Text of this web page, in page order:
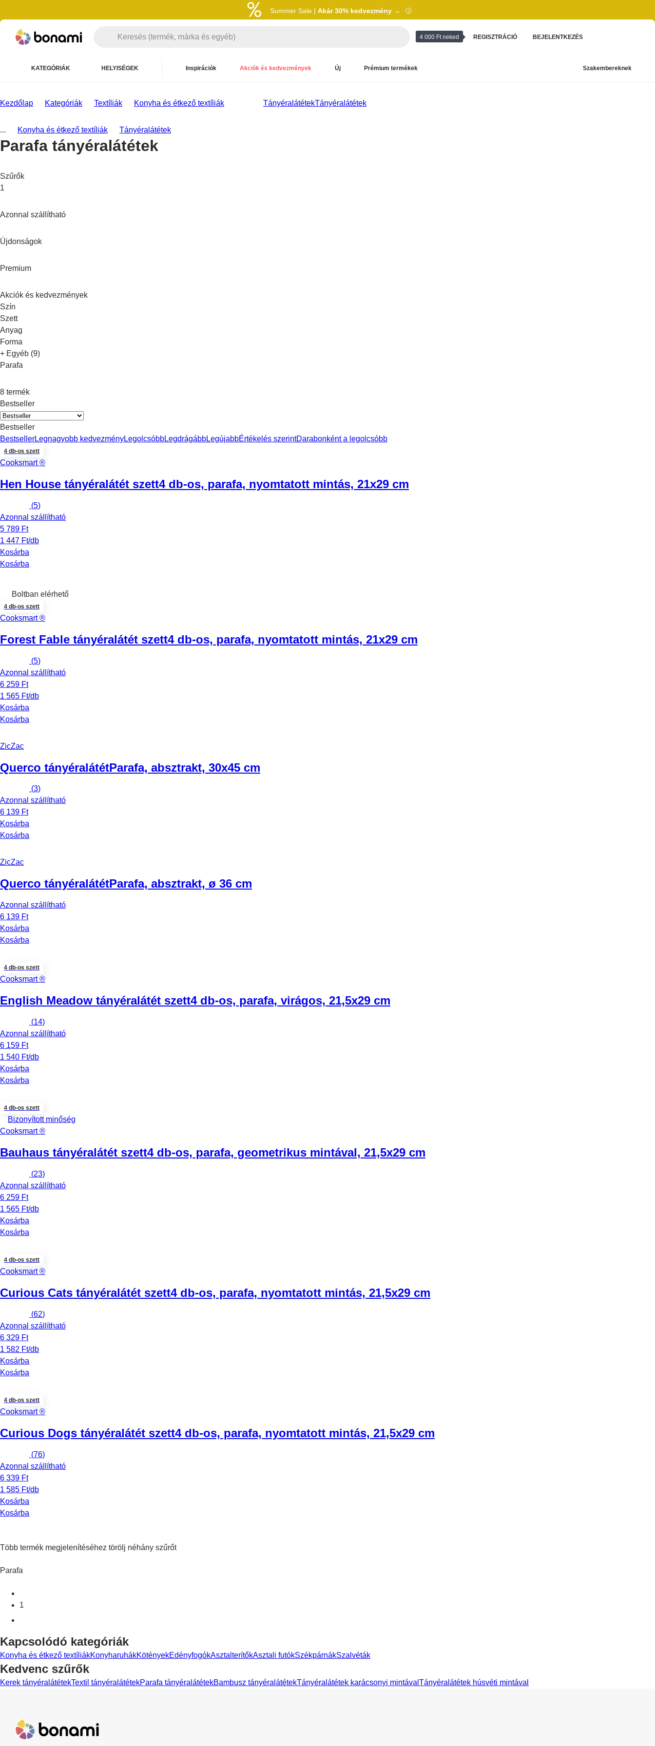
Summer Sale | Akár 30% kedvezmény →
4 000 Ft neked REGISZTRÁCIÓ BEJELENTKEZÉS
KATEGÓRIÁK HELYISÉGEK Inspirációk Akciók és kedvezmények Új Prémium termékek Szakembereknek
Kezdőlap Kategóriák Textíliák Konyha és étkező textíliák TányéralátétekTányéralátétek
... Konyha és étkező textíliák Tányéralátétek
Parafa tányéralátétek
Szűrők
1
Azonnal szállítható
Újdonságok
Premium
Akciók és kedvezmények
Szín
Szett
Anyag
Forma
+ Egyéb (9)
Parafa
8 termék
Bestseller
Bestseller
BestsellerLegnagyobb kedvezményLegolcsóbbLegdrágábbLegújabbÉrtékelés szerintDarabonként a legolcsóbb
4 db-os szett
Cooksmart ®
Hen House tányéralátét szett4 db-os, parafa, nyomtatott mintás, 21x29 cm
(5)
Azonnal szállítható
5 789 Ft
1 447 Ft/db
Kosárba
Kosárba
Boltban elérhető
4 db-os szett
Cooksmart ®
Forest Fable tányéralátét szett4 db-os, parafa, nyomtatott mintás, 21x29 cm
(5)
Azonnal szállítható
6 259 Ft
1 565 Ft/db
Kosárba
Kosárba
ZicZac
Querco tányéralátétParafa, absztrakt, 30x45 cm
(3)
Azonnal szállítható
6 139 Ft
Kosárba
Kosárba
ZicZac
Querco tányéralátétParafa, absztrakt, ø 36 cm
Azonnal szállítható
6 139 Ft
Kosárba
Kosárba
4 db-os szett
Cooksmart ®
English Meadow tányéralátét szett4 db-os, parafa, virágos, 21,5x29 cm
(14)
Azonnal szállítható
6 159 Ft
1 540 Ft/db
Kosárba
Kosárba
4 db-os szett
Bizonyított minőség
Cooksmart ®
Bauhaus tányéralátét szett4 db-os, parafa, geometrikus mintával, 21,5x29 cm
(23)
Azonnal szállítható
6 259 Ft
1 565 Ft/db
Kosárba
Kosárba
4 db-os szett
Cooksmart ®
Curious Cats tányéralátét szett4 db-os, parafa, nyomtatott mintás, 21,5x29 cm
(62)
Azonnal szállítható
6 329 Ft
1 582 Ft/db
Kosárba
Kosárba
4 db-os szett
Cooksmart ®
Curious Dogs tányéralátét szett4 db-os, parafa, nyomtatott mintás, 21,5x29 cm
(76)
Azonnal szállítható
6 339 Ft
1 585 Ft/db
Kosárba
Kosárba
Több termék megjelenítéséhez törölj néhány szűrőt
Parafa
1
Kapcsolódó kategóriák
Konyha és étkező textíliákKonyharuhákKötényekEdényfogókAsztalterítőkAsztali futókSzékpárnákSzalvéták
Kedvenc szűrők
Kerek tányéralátétekTextil tányéralátétekParafa tányéralátétekBambusz tányéralátétekTányéralátétek karácsonyi mintával Tányéralátétek húsvéti mintával